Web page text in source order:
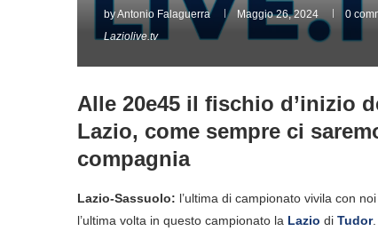
byAntonio Falaguerra Maggio 26, 2024
0
Laziolive.tv
Alle 20e45 il fischio d’inizio
Lazio, come sempre ci
compagnia
Lazio-Sassuolo: l’ultima di campionato vivila con
l’ultima volta in questo campionato la Lazio di Tudor.